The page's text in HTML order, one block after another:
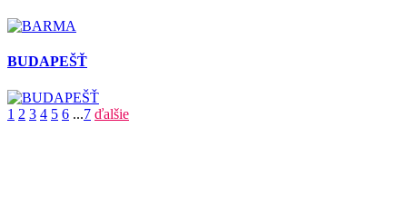
BUDAPEŠŤ
1 2 3 4 5 6 ...7 ďalšie